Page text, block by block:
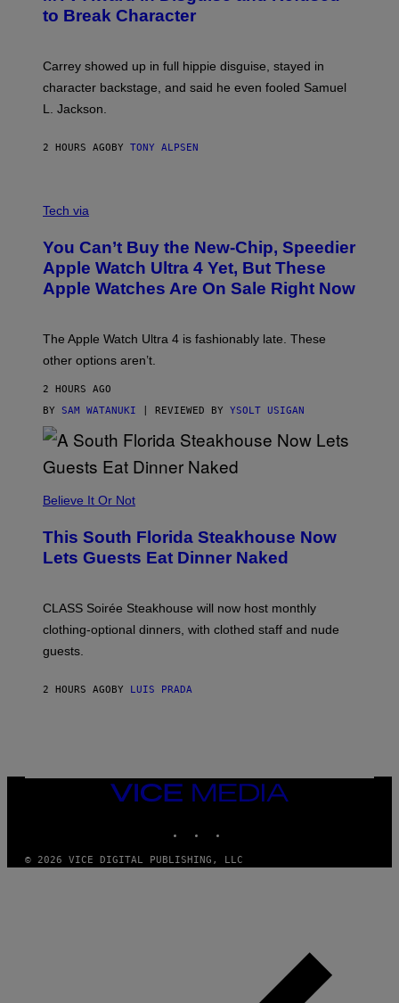
to Break Character
Carrey showed up in full hippie disguise, stayed in
character backstage, and said he even fooled Samuel
L. Jackson.
2 HOURS AGO BY TONY ALPSEN
N
D
E
R
M
L
,
O
T
T
E
P
P
E
A
T
T
A
4
Tech via
You Can’t Buy the New-Chip, Speedier
Apple Watch Ultra 4 Yet, But These
Apple Watches Are On Sale Right Now
The Apple Watch Ultra 4 is fashionably late. These
other options aren’t.
2 HOURS AGO
BY SAM WATANUKI | REVIEWED BY YSOLT USIGAN
Believe It Or Not
This South Florida Steakhouse Now
Lets Guests Eat Dinner Naked
CLASS Soirée Steakhouse will now host monthly
clothing-optional dinners, with clothed staff and nude
guests.
2 HOURS AGO BY LUIS PRADA
VICE
MEDIA
© 2026 VICE DIGITAL PUBLISHING, LLC